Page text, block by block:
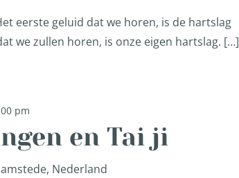
eerste geluid dat we horen, is de hartslag
we zullen horen, is onze eigen hartslag. […]
en Tai ji
pm
Nederland